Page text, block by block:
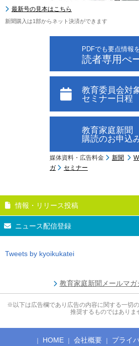
最新号の見本はこちら
新聞購入は1部からネット決済ができます
PDFでも要点情報
読者専用ぺ
教育委員会対
セミナー日程
教育家庭新聞
購読のお申込
媒体資料・広告料金 新聞
ガ
セミナー
情報・リリース投稿
ニュース配信登録
Tweets by kyoikukatei
教育家庭新聞メールマガ
※以下は広告欄であり広告の内容に関する一切
推奨するものではありま
HOME 会社概要 プライ